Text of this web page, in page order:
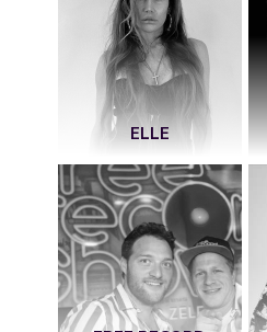
ELLE